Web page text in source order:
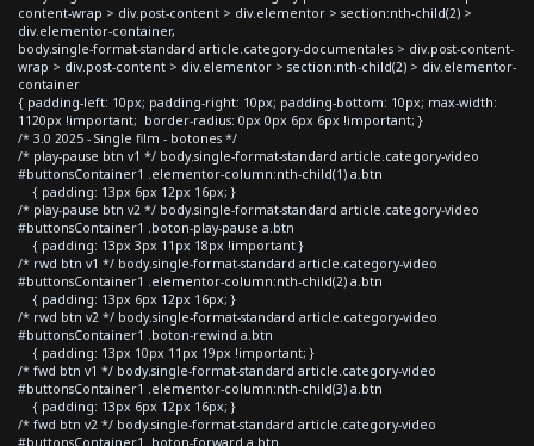
content-wrap > div.post-content > div.elementor > section:nth-child(2) >
div.elementor-container,
body.single-format-standard article.category-documentales > div.post-content-
wrap > div.post-content > div.elementor > section:nth-child(2) > div.elementor-
container
{ padding-left: 10px; padding-right: 10px; padding-bottom: 10px; max-width:
1120px !important; border-radius: 0px 0px 6px 6px !important; }
/* 3.0 2025 - Single film - botones */
/* play-pause btn v1 */ body.single-format-standard article.category-video
#buttonsContainer1 .elementor-column:nth-child(1) a.btn
{ padding: 13px 6px 12px 16px; }
/* play-pause btn v2 */ body.single-format-standard article.category-video
#buttonsContainer1 .boton-play-pause a.btn
{ padding: 13px 3px 11px 18px !important }
/* rwd btn v1 */ body.single-format-standard article.category-video
#buttonsContainer1 .elementor-column:nth-child(2) a.btn
{ padding: 13px 6px 12px 16px; }
/* rwd btn v2 */ body.single-format-standard article.category-video
#buttonsContainer1 .boton-rewind a.btn
{ padding: 13px 10px 11px 19px !important; }
/* fwd btn v1 */ body.single-format-standard article.category-video
#buttonsContainer1 .elementor-column:nth-child(3) a.btn
{ padding: 13px 6px 12px 16px; }
/* fwd btn v2 */ body.single-format-standard article.category-video
#buttonsContainer1 .boton-forward a.btn